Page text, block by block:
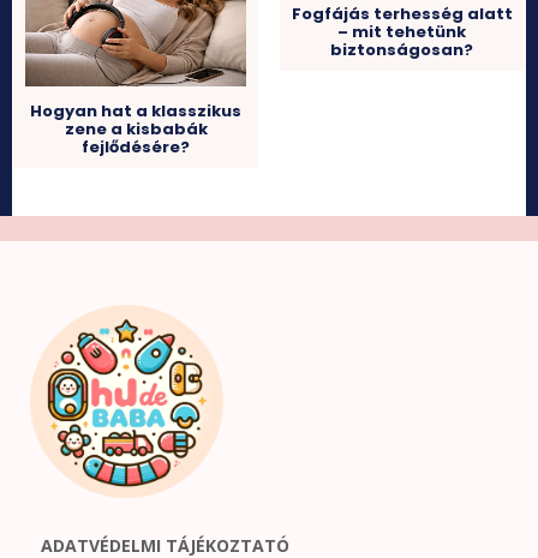
Hogyan hat a klasszikus
zene a kisbabák
fejlődésére?
Fogfájás terhesség alatt
– mit tehetünk
biztonságosan?
ADATVÉDELMI TÁJÉKOZTATÓ